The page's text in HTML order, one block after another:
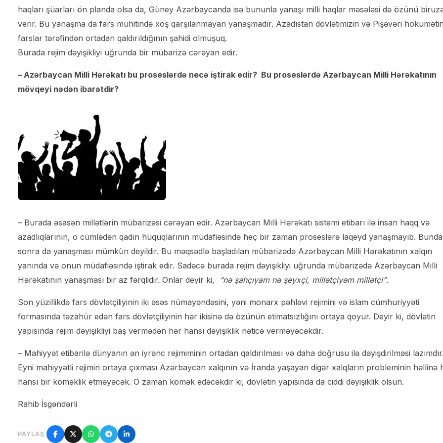
haqları şüarları ön planda olsa da, Güney Azərbaycanda isə bununla yanaşı milli haqlar məsələsi də özünü
verir. Bu yanaşma da fars mühitində xoş qarşılanmayan yanaşmadır. Azadıstan dövlətimizin və Pişəvəri
farslar tərəfindən ortadan qaldırıldığının şahidi olmuşuq.
Burada rejim dəyişikliyi uğrunda bir mübarizə cərəyan edir.
– Azərbaycan Milli Hərəkatı bu proseslərdə necə iştirak edir? Bu proseslərdə Azərbaycan Milli Hərəkatının
mövqeyi nədən ibarətdir?
– Burada əsasən millətlərin mübarizəsi cərəyan edir. Azərbaycan Milli Hərəkatı sistemi etibarı ilə insan haqq və
azadlıqlarının, o cümlədən qadın hüquqlarının müdafiəsində heç bir zaman proseslərə laqeyd yanaşmayıb.
sonra da yanaşması mümkün deyildir. Bu məqsədlə başladılan mübarizədə Azərbaycan Milli Hərəkatının xalqın
yanında və onun müdafiəsində iştirak edir. Sadəcə burada rejim dəyişikliyi uğrunda mübarizədə Azərbaycan Milli
Hərəkatının yanaşması bir az fərqlidir. Onlar deyir ki,
“nə şahçıyam nə şeyxçi, millətçiyəm millətçi”.
Son yüzillikdə fars dövlətçiliyinin iki əsəs nümayəndəsini, yəni monarx pəhləvi rejimini və islam cümhuriyyəti
formasında təzahür edən fars dövlətçiliyinin hər ikisinə də özünün etimatsızlığını ortaya qoyur. Deyir ki, dövlətin
yapısında rejim dəyişikliyi baş vermədən hər hansı dəyişiklik nəticə verməyəcəkdir.
– Mahiyyət etibarilə dünyanın ən iyrənc rejimiminin ortadan qaldırılması və daha doğrusu ilə dəyişdirilməsi
Eyni mahiyyətli rejimin ortaya çıxması Azərbaycan xalqının və İranda yaşayan digər xalqların probleminin həllinə
hansı bir köməklik etməyəcək. O zaman kömək edəcəkdir ki, dövlətin yapısinda da ciddi dəyişiklik olsun.
Rahib İsgəndərli
PAYLAŞ